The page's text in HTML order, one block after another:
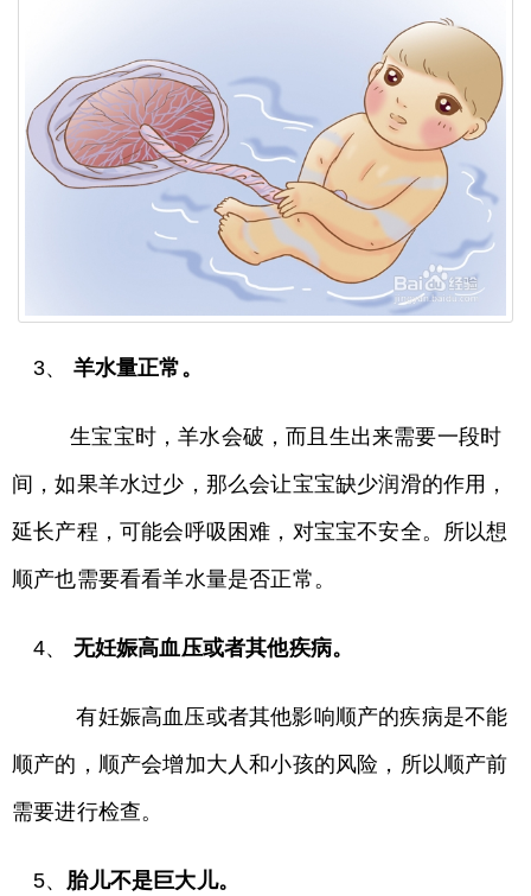
3、 羊水量正常。
生宝宝时，羊水会破，而且生出来需要一段时
间，如果羊水过少，那么会让宝宝缺少润滑的作用，
延长产程，可能会呼吸困难，对宝宝不安全。所以想
顺产也需要看看羊水量是否正常。
4、 无妊娠高血压或者其他疾病。
有妊娠高血压或者其他影响顺产的疾病是不能
顺产的，顺产会增加大人和小孩的风险，所以顺产前
需要进行检查。
5、 胎儿不是巨大儿。